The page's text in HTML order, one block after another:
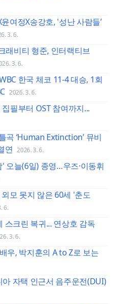
여정X송강호, '성난 사람들’
3. 6.
래비티 형준, 인터랙티브
3. 6.
한국 체코 11-4 대승, 1회
2026. 3. 6.
필부터 OST 참여까지...
곡 ‘Human Extinction’ 뮤비
연 2026. 3. 6.
오늘(6일) 종영…우즈·이동휘
모 못지 않은 60세 '춘도
6.
스크린 복귀... 연상호 감독
3. 6.
우, 박지훈의 A to Z로 보는
자택 인근서 음주운전(DUI)